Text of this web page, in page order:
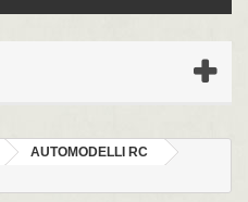
AUTOMODELLI RC